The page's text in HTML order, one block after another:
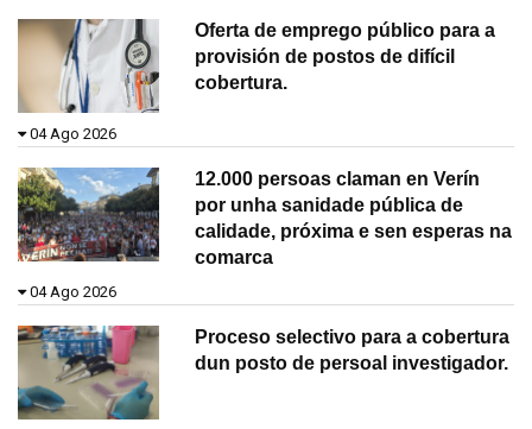
Oferta de emprego público para a
provisión de postos de difícil
cobertura.
04 Ago 2026
12.000 persoas claman en Verín
por unha sanidade pública de
calidade, próxima e sen esperas na
comarca
04 Ago 2026
Proceso selectivo para a cobertura
dun posto de persoal investigador.